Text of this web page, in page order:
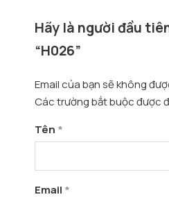
Hãy là người đầu
“H026”
Email của bạn sẽ không
Các trường bắt buộc được
Tên *
Email *